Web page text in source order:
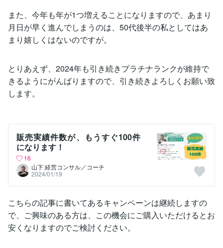
また、今年も年が1つ増えることになりますので、あまり
月日が早く進んでしまうのは、50代後半の私としてはあ
まり嬉しくはないのですが。
とりあえず、2024年も引き続きプラチナランクが維持で
きるようにがんばりますので、引き続きよろしくお願い致
します。
販売実績件数が、もうすぐ100件
になります！
16
山下 経営コンサル／コーチ
2024/01/19
こちらの記事に書いてあるキャンペーンは継続しますの
で、ご興味のある方は、この機会にご購入いただけるとお
安くなりますのでご検討ください。